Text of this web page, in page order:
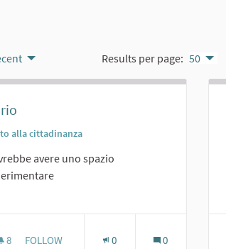
Results per page: 50
alla cittadinanza
avere uno spazio
8 8 FOLLOWERS
FOLLOW 0 0